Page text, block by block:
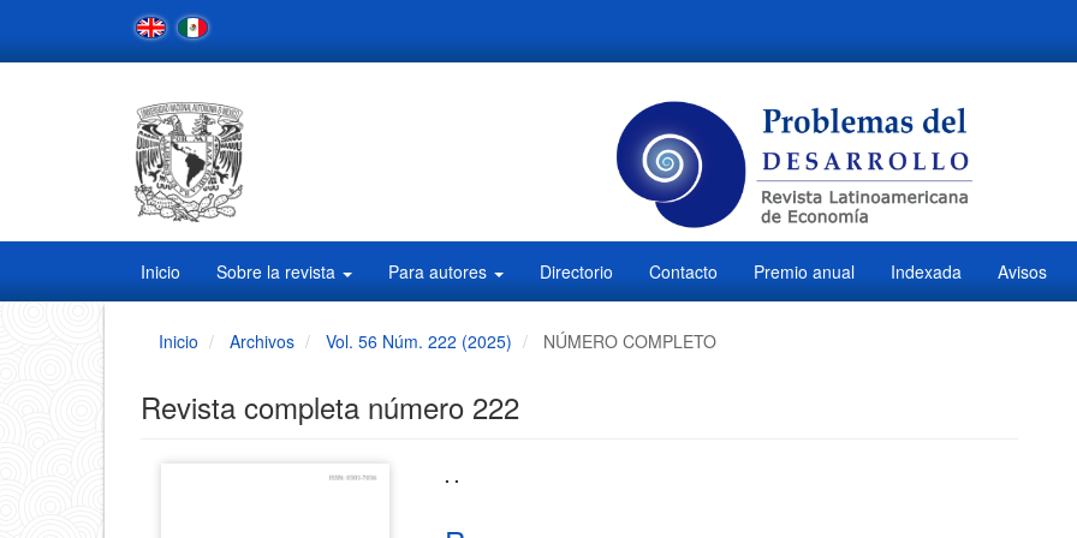
Contenido
Inicio Sobre la revista Para autores Directorio Contacto Premio anual Indexada Avisos
Inicio Archivos Vol. 56 Núm. 222 (2025) NÚMERO COMPLETO
Revista completa número 222
Contenido
principal
. .